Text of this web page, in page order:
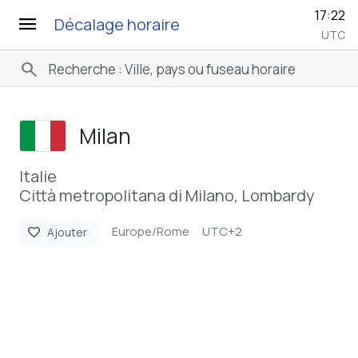
menu Décalage horaire 17:22
UTC
search
Milan
Italie
Città metropolitana di Milano, Lombardy
favorite Ajouter Europe/Rome UTC+2